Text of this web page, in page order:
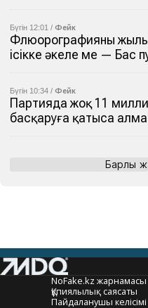
Бүгін 12:01 / Фейк
Флюорографияны
ісікке әкеле ме — Бас
Бүгін 10:34 / Фейк
Партияда жоқ 11
басқаруға қатыса
Барлық
NoFake.kz жарнамасы
Құпиялылық саясаты
Пайдаланушы келісімі